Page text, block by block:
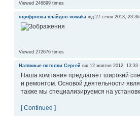
Viewed 246899 times
оцифровка слайдов vowaka від 27 січня 2013, 23:36
Viewed 272676 times
Натяжные потолки Сергей від 12 жовтня 2012, 13:33
Наша компания предлагает широкий
и ремонтом. Основой деятельности
также мы специализируемся на
[ Continued ]